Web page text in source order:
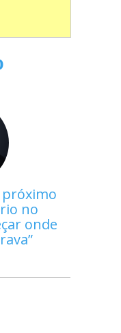
próximo
no
onde